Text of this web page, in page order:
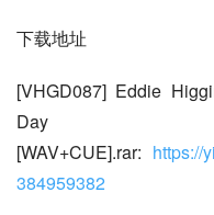
下载地址
[VHGD087] Eddie
[WAV+CUE].rar: https://
384959382